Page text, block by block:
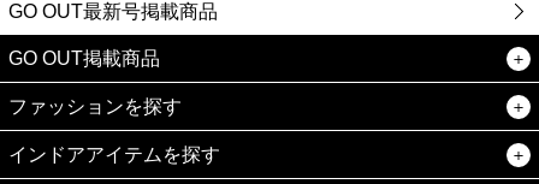
GO OUT最新号掲載商品
GO OUT掲載商品
ファッションを探す
インドアアイテムを探す